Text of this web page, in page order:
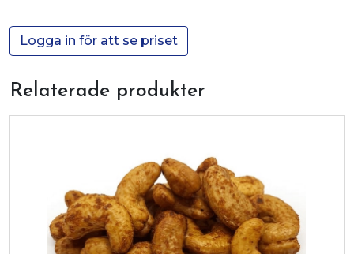
Logga in för att se priset
Relaterade produkter